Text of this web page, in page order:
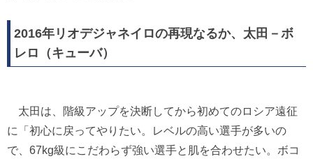
2016年リオデジャネイロの再現なるか、太田－ボ
レロ（キューバ）
太田は、階級アップを決断してから初めてのロシア遠征
に「初心に戻ってやりたい。レベルの高い選手が多いの
で、67kg級にこだわらず強い選手と肌を合わせたい。ボコ